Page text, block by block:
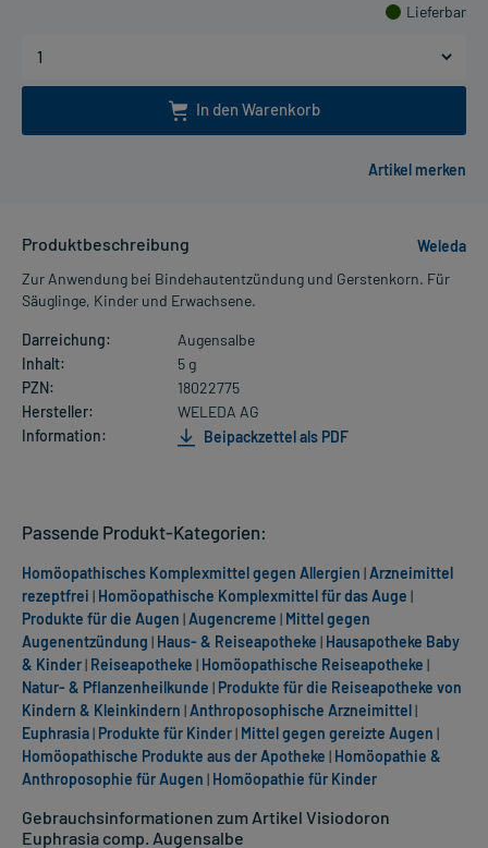
Lieferbar
In den Warenkorb
Produktbeschreibung
Weleda
Zur Anwendung bei Bindehautentzündung und Gerstenkorn. Für
Säuglinge, Kinder und Erwachsene.
Darreichung:
Augensalbe
Inhalt:
5 g
PZN:
18022775
Hersteller:
WELEDA AG
Information:
Beipackzettel als PDF
Gebrauchsinformationen zum Artikel Visiodoron
Euphrasia comp. Augensalbe
Passende Produkt-Kategorien:
Homöopathisches Komplexmittel gegen Allergien |Arzneimittel
rezeptfrei | Homöopathische Komplexmittel für das Auge |
Produkte für die Augen |Augencreme | Mittel gegen
Augenentzündung | Haus- & Reiseapotheke | Hausapotheke Baby
& Kinder| Reiseapotheke | Homöopathische Reiseapotheke |
Natur- & Pflanzenheilkunde | Produkte für die Reiseapotheke von
Kindern & Kleinkindern |Anthroposophische Arzneimittel|
Euphrasia| Produkte für Kinder| Mittel gegen gereizte Augen |
Homöopathische Produkte aus der Apotheke | Homöopathie &
Anthroposophie für Augen | Homöopathie für Kinder